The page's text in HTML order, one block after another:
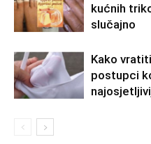
kućnih
slučajno
Kako
postupci